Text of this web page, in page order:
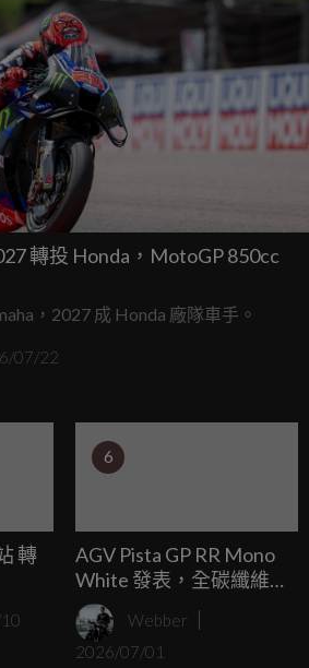
轉投 Honda，MotoGP 850cc
，2027 成 Honda 廠隊車手。
07/22
轉
6
AGV Pista GP RR Mono
White 發表，全碳纖維、
MotoGP 技術加持
Webber
2026/07/01